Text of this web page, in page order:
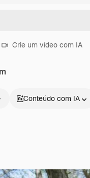
Crie um vídeo com IA
Conteúdo com IA